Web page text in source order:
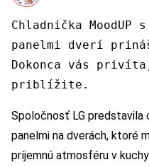
Chladnička MoodUP
panelmi dverí
Dokonca vás
priblížite.
Spoločnosť LG predstavila
panelmi na dverách, ktoré
príjemnú atmosféru v